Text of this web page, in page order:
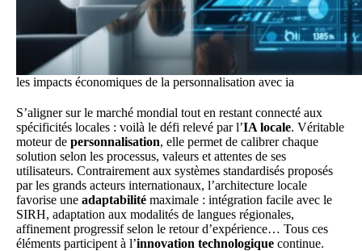
les impacts économiques de la personnalisation avec ia
S’aligner sur le marché mondial tout en restant connecté aux
spécificités locales : voilà le défi relevé par l’IA locale. Véritable
moteur de personnalisation, elle permet de calibrer chaque
solution selon les processus, valeurs et attentes de ses
utilisateurs. Contrairement aux systèmes standardisés proposés
par les grands acteurs internationaux, l’architecture locale
favorise une adaptabilité maximale : intégration facile avec le
SIRH, adaptation aux modalités de langues régionales,
affinement progressif selon le retour d’expérience… Tous ces
éléments participent à l’innovation technologique continue.